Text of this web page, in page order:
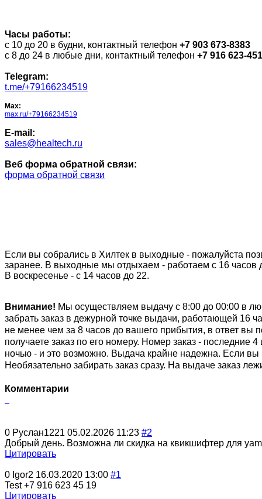
Часы работы:
c 10 до 20 в будни, контактный телефон +7 903 673-8383
с 8 до 24 в любые дни, контактный телефон +7 916 623-
Telegram:
t.me/+79166234519
Max:
max.ru/+79166234519
E-mail:
sales@healtech.ru
Веб форма обратной связи:
форма обратной связи
Если вы собрались в Хилтек в выходные - пожалуйста
заранее. В выходные мы отдыхаем - работаем с 16 часов
В воскресенье - с 14 часов до 22.
Внимание! Мы осуществляем выдачу с 8:00 до 00:00 в
забрать заказ в дежурной точке выдачи, работающей 16
не менее чем за 8 часов до вашего прибытия, в ответ вы
получаете заказ по его номеру. Номер заказ -
ночью - и это возможно. Выдача крайне надежна. Если вы
Необязательно забирать заказ сразу. На выдаче заказ
Комментарии
0 Руслан1221 05.02.2026 11:23 #2
Добрый день. Возможна ли скидка на квикшифтер для
Цитировать
0 Igor2 16.03.2020 13:00 #1
Test +7 916 623 45 19
Цитировать